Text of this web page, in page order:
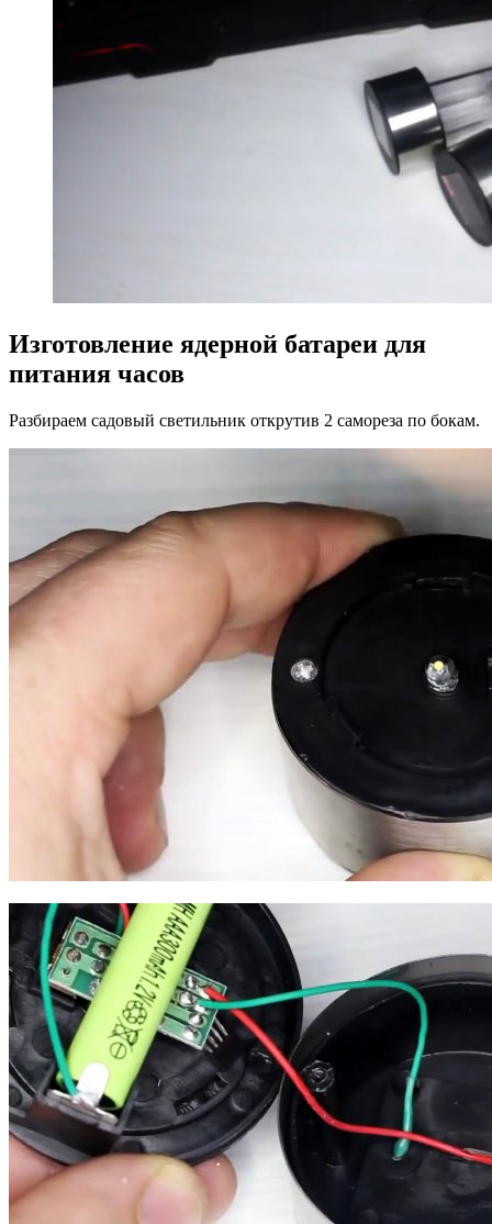
Изготовление ядерной батареи для
питания часов
Разбираем садовый светильник открутив 2 самореза по бокам.